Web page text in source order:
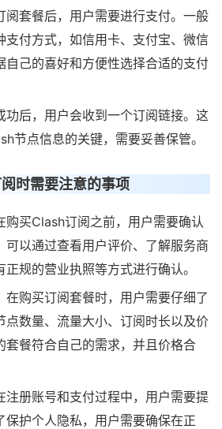
阅套餐后，用户需要进行支付。一般
支付方式，如信用卡、支付宝、微信
自己的喜好和方便性选择合适的支付
功后，用户会收到一个订阅链接。这
节点信息的关键，需要妥善保管。
时需要注意的事项
购买Clash订阅之前，用户需要确认
可以通过查看用户评价、了解服务商
规的营业执照等方式进行确认。
在购买订阅套餐时，用户需要仔细了
点数量、流量大小、订阅时长以及价
套餐符合自己的需求，并且价格合
注册账号和支付过程中，用户需要提
保护个人隐私，用户需要确保在正